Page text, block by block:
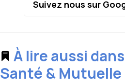
Suivez nous sur
À lire aussi
Santé & Mutuelle